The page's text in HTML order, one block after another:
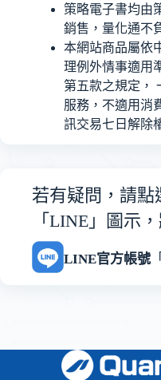
策略電子書均由
銷售，量化通不
本網站商品屬依
理例外情事適用
第五款之規定，
服務，不適用消
訊交易七日解除
若有疑問，請點
「LINE」圖示
LINE官方帳號